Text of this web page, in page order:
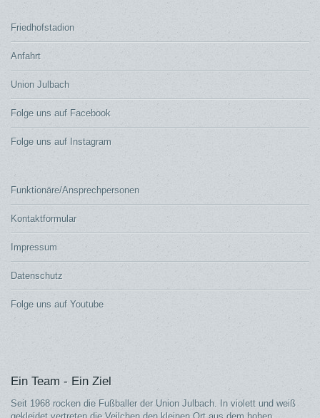
Friedhofstadion
Anfahrt
Union Julbach
Folge uns auf Facebook
Folge uns auf Instagram
Funktionäre/Ansprechpersonen
Kontaktformular
Impressum
Datenschutz
Folge uns auf Youtube
Ein Team - Ein Ziel
Seit 1968 rocken die Fußballer der Union Julbach. In violett und weiß